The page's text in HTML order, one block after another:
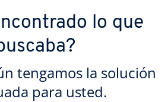
lo que
tengamos la solución
para usted.